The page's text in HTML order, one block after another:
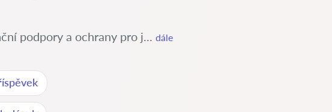
podpory a ochrany pro j... dále